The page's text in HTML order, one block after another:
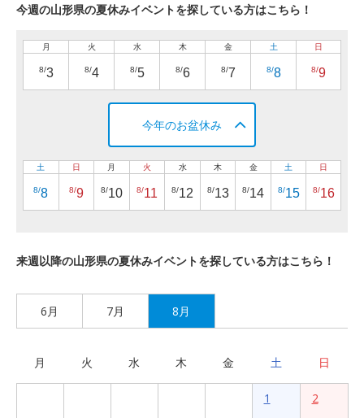
今週の山形県の夏休みイベントを探している方はこちら！
月
8/3
火
8/4
水
8/5
木
8/6
金
8/7
土
8/8
日
8/9
今年のお盆休み
土
8/8
日
8/9
月
8/10
火
8/11
水
8/12
木
8/13
金
8/14
土
8/15
日
8/16
来週以降の山形県の夏休みイベントを探している方はこちら！
6月 7月 8月
月 火 水 木 金 土 日
1 2